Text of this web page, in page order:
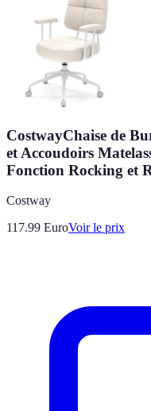
CostwayChaise de
et Accoudoirs
Fonction Rocking et
Costway
117.99 EuroVoir le prix